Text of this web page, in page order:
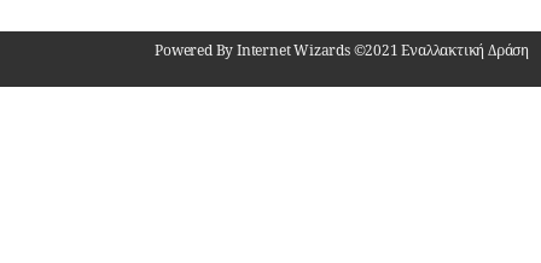
Powered By Internet Wizards ©2021 Εναλλακτική Δράση